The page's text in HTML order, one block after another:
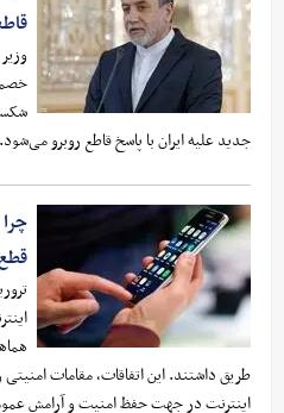
جدید علیه ایران با پاسخ قاطع روبرو می‌شود.
طریق داشتند. این اتفاقات، مقامات
اینترنت در جهت حفظ امنیت و آرامش